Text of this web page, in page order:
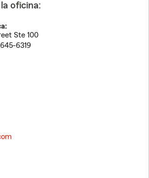
oficina:
Ste 100
6319